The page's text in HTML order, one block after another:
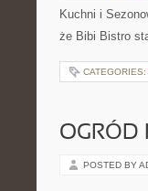
Kuchni i
że Bibi Bistro
CATEGORIES:
OGRÓD
POSTED BY